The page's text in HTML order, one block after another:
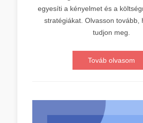
egyesíti a kényelmet és a
stratégiákat. Olvasson tovább,
tudjon meg.
Továb olvasom